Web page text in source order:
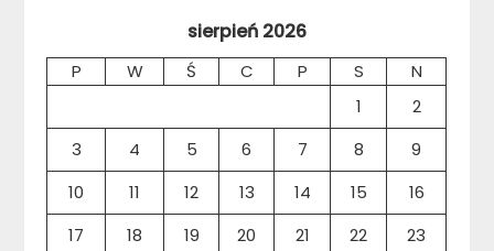
sierpień 2026
P W Ś C P S
N
1
2
3
4 5 6 7 8
9
10
11 12 13 14 15
16
17
18 19 20 21 22
23